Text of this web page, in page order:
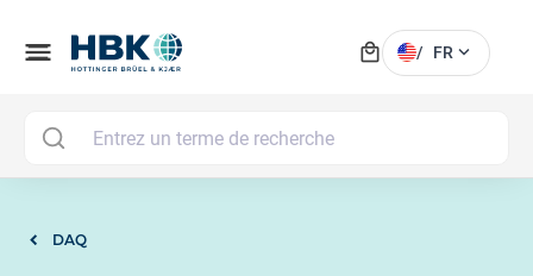
menu local_mall / FR expand_more
DAQ